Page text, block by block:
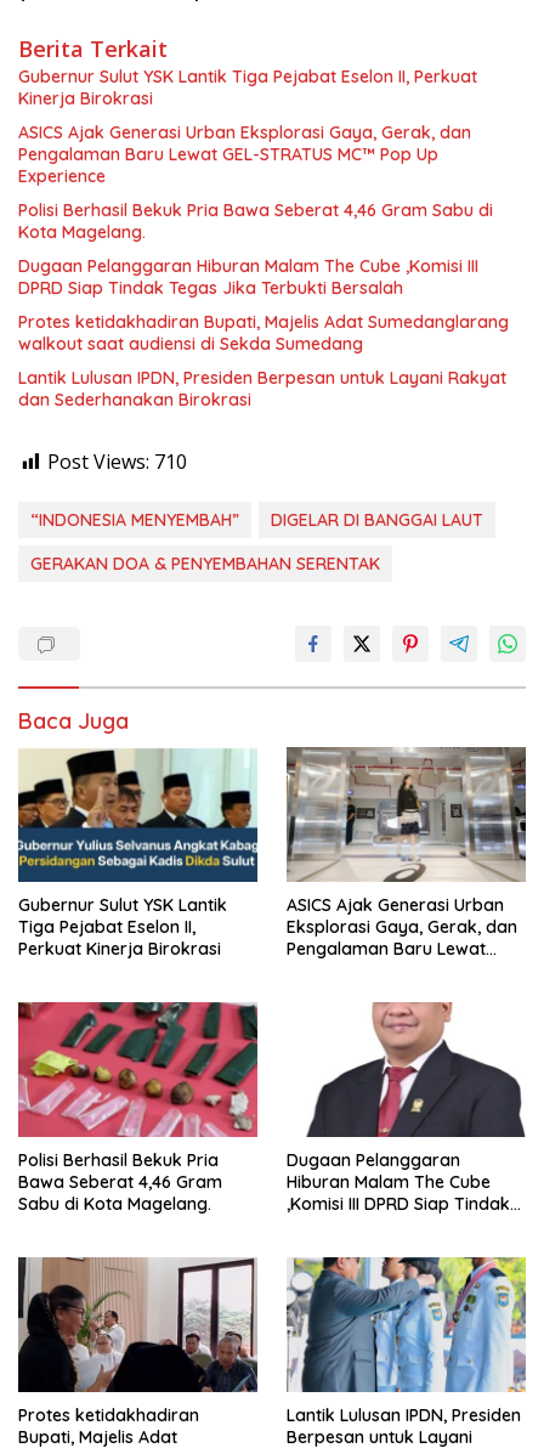
Berita Terkait
Gubernur Sulut YSK Lantik Tiga Pejabat Eselon II, Perkuat
Kinerja Birokrasi
ASICS Ajak Generasi Urban Eksplorasi Gaya, Gerak, dan
Pengalaman Baru Lewat GEL-STRATUS MC™ Pop Up
Experience
Polisi Berhasil Bekuk Pria Bawa Seberat 4,46 Gram Sabu di
Kota Magelang.
Dugaan Pelanggaran Hiburan Malam The Cube ,Komisi III
DPRD Siap Tindak Tegas Jika Terbukti Bersalah
Protes ketidakhadiran Bupati, Majelis Adat Sumedanglarang
walkout saat audiensi di Sekda Sumedang
Lantik Lulusan IPDN, Presiden Berpesan untuk Layani Rakyat
dan Sederhanakan Birokrasi
Post Views: 710
“INDONESIA MENYEMBAH”
DIGELAR DI BANGGAI LAUT
GERAKAN DOA & PENYEMBAHAN SERENTAK
Baca Juga
Gubernur Sulut YSK Lantik
Tiga Pejabat Eselon II,
Perkuat Kinerja Birokrasi
ASICS Ajak Generasi Urban
Eksplorasi Gaya, Gerak, dan
Pengalaman Baru Lewat
Polisi Berhasil Bekuk Pria
Bawa Seberat 4,46 Gram
Sabu di Kota Magelang.
Dugaan Pelanggaran
Hiburan Malam The Cube
,Komisi III DPRD Siap Tindak
Protes ketidakhadiran
Bupati, Majelis Adat
Lantik Lulusan IPDN, Presiden
Berpesan untuk Layani